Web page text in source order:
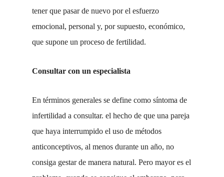
tener que pasar de nuevo por el esfuerzo
emocional, personal y, por supuesto, económico,
que supone un proceso de fertilidad.
Consultar con un especialista
En términos generales se define como síntoma de
infertilidad a consultar. el hecho de que una pareja
que haya interrumpido el uso de métodos
anticonceptivos, al menos durante un año, no
consiga gestar de manera natural. Pero mayor es el